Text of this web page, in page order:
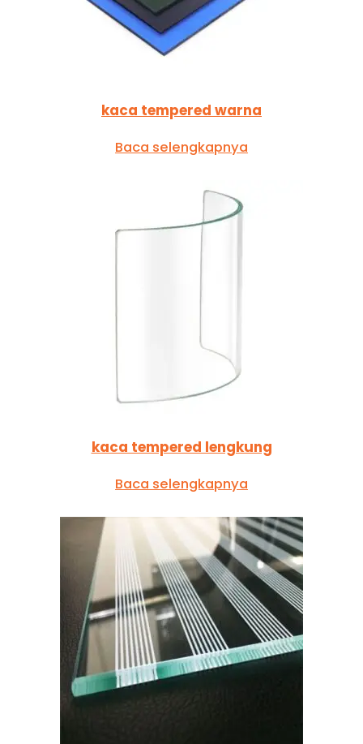
kaca tempered warna
Baca selengkapnya
kaca tempered lengkung
Baca selengkapnya